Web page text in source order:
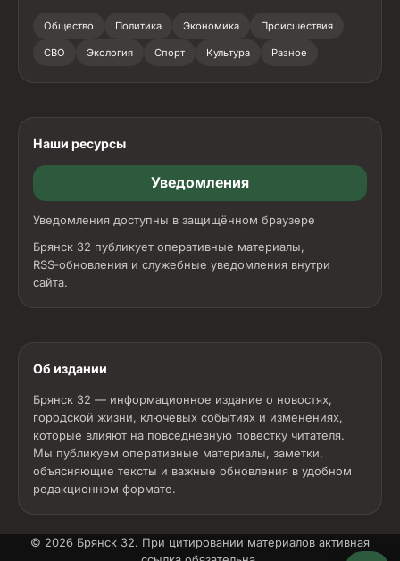
Общество Политика Экономика Происшествия
СВО Экология Спорт Культура Разное
Наши ресурсы
Уведомления
Уведомления доступны в защищённом браузере
Брянск 32 публикует оперативные материалы,
RSS‑обновления и служебные уведомления внутри
сайта.
Об издании
Брянск 32 — информационное издание о новостях,
городской жизни, ключевых событиях и изменениях,
которые влияют на повседневную повестку читателя.
Мы публикуем оперативные материалы, заметки,
объясняющие тексты и важные обновления в удобном
редакционном формате.
© 2026 Брянск 32. При цитировании материалов активная